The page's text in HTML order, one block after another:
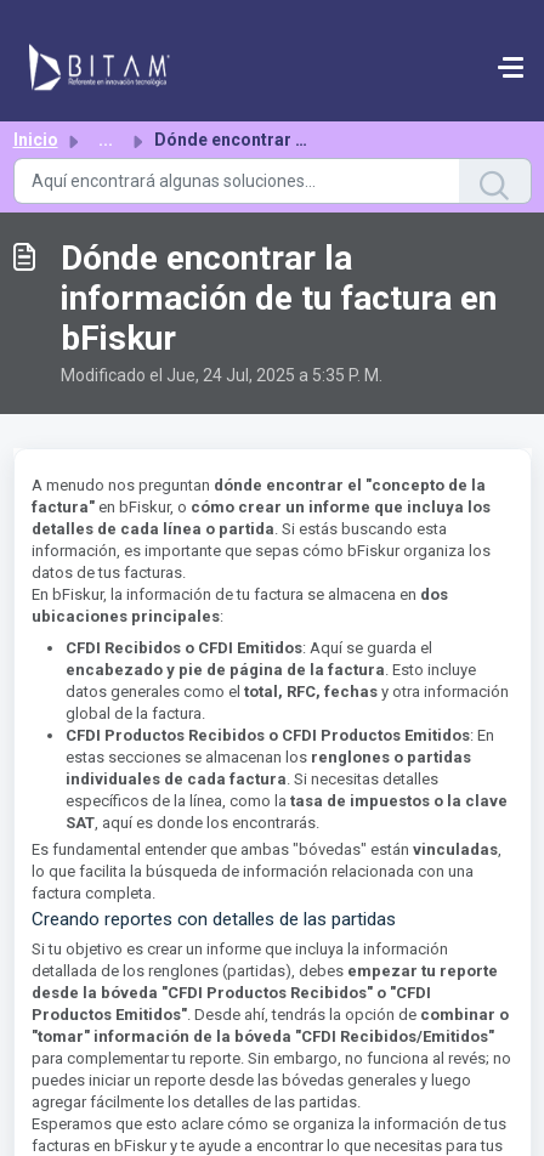
Inicio ... Dónde encontrar la información de tu factura en bFiskur
Dónde encontrar la
información de tu factura en
bFiskur
Modificado el Jue, 24 Jul, 2025 a 5:35 P. M.
A menudo nos preguntan dónde encontrar el "concepto de la
factura"en bFiskur, o cómo crear un informe que incluya los
detalles de cada línea o partida . Si estás buscando esta
información, es importante que sepas cómo bFiskur organiza los
datos de tus facturas.
En bFiskur, la información de tu factura se almacena en dos
ubicaciones principales:
CFDI Recibidos o CFDI Emitidos: Aquí se guarda el
encabezado y pie de página de la factura . Esto incluye
datos generales como el total, RFC, fechasy otra información
global de la factura.
CFDI Productos Recibidos o CFDI Productos Emitidos: En
estas secciones se almacenan los renglones o partidas
individuales de cada factura . Si necesitas detalles
específicos de la línea, como la tasa de impuestos o la clave
SAT, aquí es donde los encontrarás.
Es fundamental entender que ambas "bóvedas" están vinculadas,
lo que facilita la búsqueda de información relacionada con una
factura completa.
Creando reportes con detalles de las partidas
Si tu objetivo es crear un informe que incluya la información
detallada de los renglones (partidas), debes empezar tu reporte
desde la bóveda "CFDI Productos Recibidos" o "CFDI
Productos Emitidos". Desde ahí, tendrás la opción de combinar o
"tomar" información de la bóveda "CFDI Recibidos/Emitidos"
para complementar tu reporte. Sin embargo, no funciona al revés; no
puedes iniciar un reporte desde las bóvedas generales y luego
agregar fácilmente los detalles de las partidas.
Esperamos que esto aclare cómo se organiza la información de tus
facturas en bFiskur y te ayude a encontrar lo que necesitas para tus